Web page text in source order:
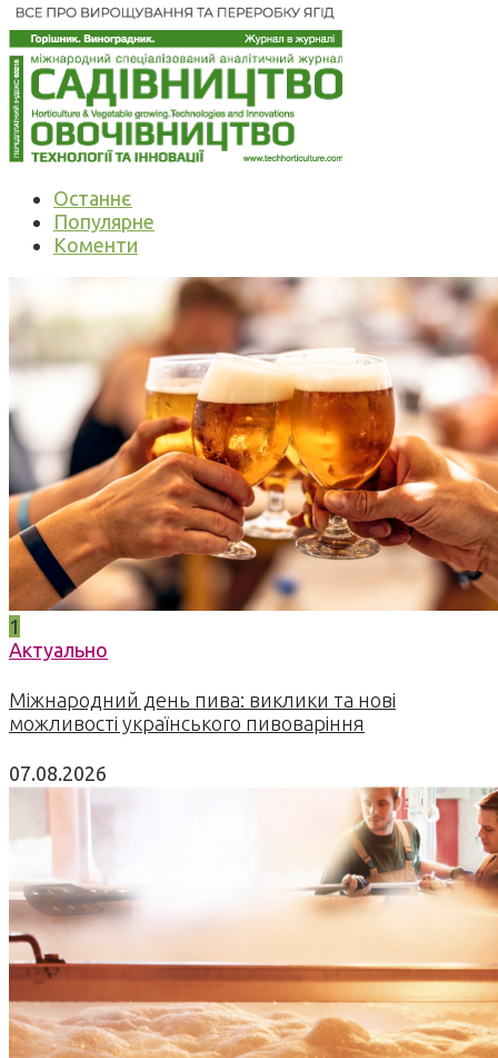
Останнє
Популярне
Коменти
1
Актуально
Міжнародний день пива: виклики та нові
можливості українського пивоваріння
07.08.2026